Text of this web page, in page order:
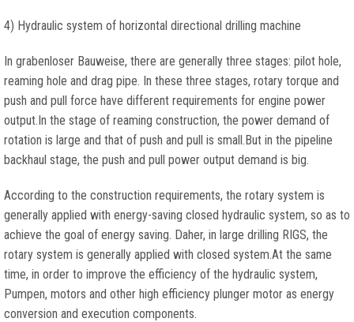
4) Hydraulic system of horizontal directional drilling machine
In grabenloser Bauweise, there are generally three stages: pilot hole,
reaming hole and drag pipe. In these three stages, rotary torque and
push and pull force have different requirements for engine power
output.In the stage of reaming construction, the power demand of
rotation is large and that of push and pull is small.But in the pipeline
backhaul stage, the push and pull power output demand is big.
According to the construction requirements, the rotary system is
generally applied with energy-saving closed hydraulic system, so as to
achieve the goal of energy saving. Daher, in large drilling RIGS, the
rotary system is generally applied with closed system.At the same
time, in order to improve the efficiency of the hydraulic system,
Pumpen, motors and other high efficiency plunger motor as energy
conversion and execution components.